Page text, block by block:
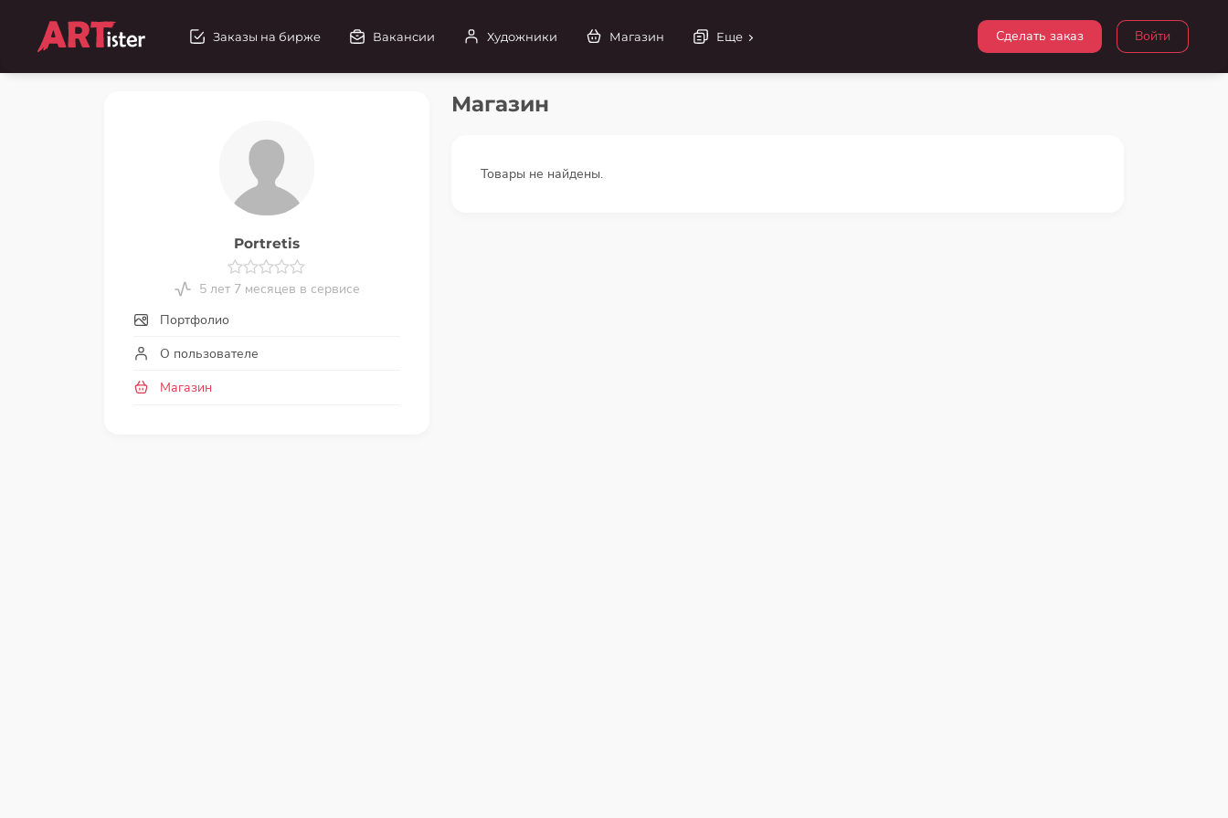
Войти
Сделать заказ
Заказы на бирже Вакансии Художники Магазин Еще
Portretis
5 лет 7 месяцев в сервисе
Портфолио
О пользователе
Магазин
Магазин
Товары не найдены.